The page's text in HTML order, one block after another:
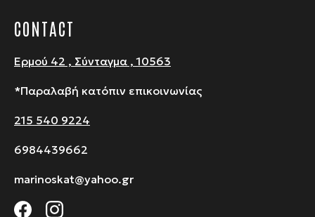
CONTACT
Ερμού 42 , Σύνταγμα , 10563
*Παραλαβή κατόπιν επικοινωνίας
215 540 9224
6984439662
marinoskat@yahoo.gr